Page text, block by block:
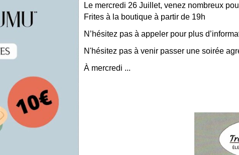
Le mercredi 26 Juillet, venez nombreux
Frites à la boutique à partir de 19h
N’hésitez pas à appeler pour plus
N'hésitez pas à venir passer une soirée
À mercredi ...